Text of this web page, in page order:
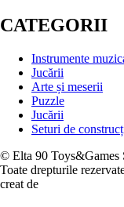
CATEGORII
Instrumente
Jucării
Arte și meserii
Puzzle
Jucării
Seturi de
© Elta 90 Toys&Games
Toate drepturile
creat de